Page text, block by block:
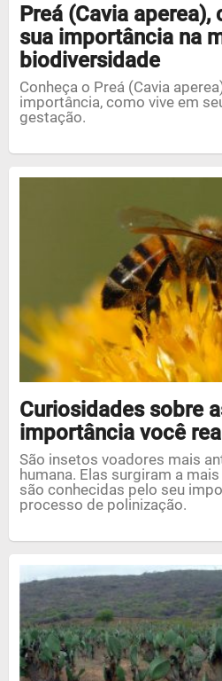
Preá (Cavia
sua importância na
biodiversidade
Conheça o Preá (Cavia
importância, como vive em
gestação.
Curiosidades sobre
importância você
São insetos voadores mais
humana. Elas surgiram a
são conhecidas pelo seu
processo de polinização.